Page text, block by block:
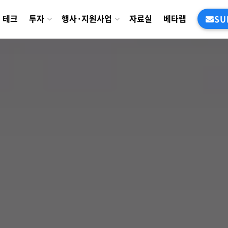
테크 투자 행사·지원사업 자료실 베타랩